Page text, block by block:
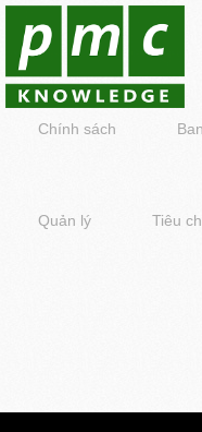
Chính sách
Quản lý Tiêu